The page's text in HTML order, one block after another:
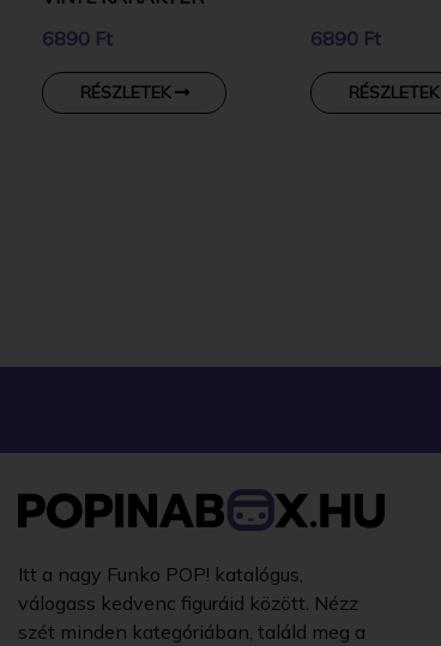
6890 Ft
RÉSZLETEK
6890 Ft
RÉSZLETEK
Itt a nagy Funko POP! katalógus,
válogass kedvenc figuráid között. Nézz
szét minden kategóriában, találd meg a